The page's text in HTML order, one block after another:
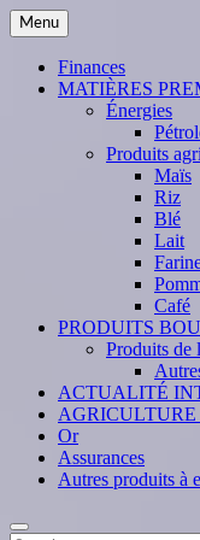
Skip
to
content
Menu
Finances
MATIÈRES
Énergies
Produits
Maïs
Riz
Blé
Lait
Café
PRODUITS
Produits de
ACTUALITÉ
AGRICULTURE
Or
Assurances
Autres produits à
Search